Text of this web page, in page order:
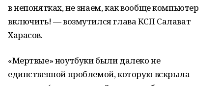
в непонятках, не знаем, как вообще компьютер
включить! — возмутился глава КСП Салават
Харасов.
«Мертвые» ноутбуки были далеко не
единственной проблемой, которую вскрыла